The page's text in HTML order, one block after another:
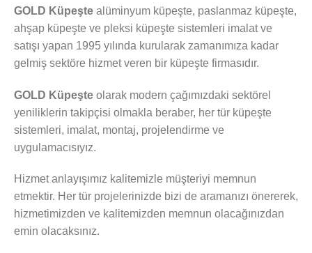
GOLD Küpeşte alüminyum küpeşte, paslanmaz küpeşte,
ahşap küpeşte ve pleksi küpeşte sistemleri imalat ve
satışı yapan 1995 yılında kurularak zamanımıza kadar
gelmiş sektöre hizmet veren bir küpeşte firmasıdır.
GOLD Küpeşte olarak modern çağımızdaki sektörel
yeniliklerin takipçisi olmakla beraber, her tür küpeşte
sistemleri, imalat, montaj, projelendirme ve
uygulamacısıyız.
Hizmet anlayışımız kalitemizle müşteriyi memnun
etmektir. Her tür projelerinizde bizi de aramanızı önererek,
hizmetimizden ve kalitemizden memnun olacağınızdan
emin olacaksınız.